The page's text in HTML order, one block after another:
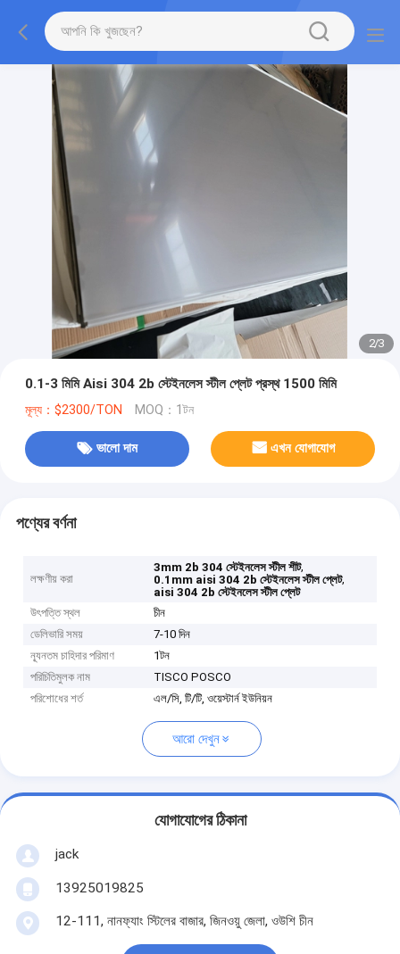
2/3
0.1-3 মিমি Aisi 304 2b স্টেইনলেস স্টীল প্লেট প্রস্থ 1500 মিমি
মূল্য：$2300/TON MOQ：1টন
ভালো দাম এখন যোগাযোগ
পণ্যের বর্ণনা
লক্ষণীয় করা
3mm 2b 304 স্টেইনলেস স্টীল শীট,
0.1mm aisi 304 2b স্টেইনলেস স্টীল প্লেট,
aisi 304 2b স্টেইনলেস স্টীল প্লেট
উৎপত্তি স্থল
চীন
ডেলিভারি সময়
7-10 দিন
ন্যূনতম চাহিদার পরিমাণ
1টন
পরিচিতিমুলক নাম
TISCO POSCO
পরিশোধের শর্ত
এল/সি, টি/টি, ওয়েস্টার্ন ইউনিয়ন
আরো দেখুন
যোগাযোগের ঠিকানা
jack
13925019825
12-111, নানফ্যাং স্টিলের বাজার, জিনওয়ু জেলা, ওউশি চীন